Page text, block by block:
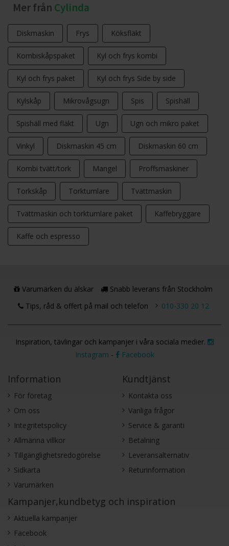
Mer från Cylinda
Diskmaskin Frys Köksfläkt
Kombiskåpspaket Kyl och frys kombi
Kyl och frys paket Kyl och frys Side by side
Kylskåp Mikrovågsugn Spis Spishäll
Spishäll med fläkt Ugn Ugn och mikro paket
Vinkyl Diskmaskin 45 cm Diskmaskin 60 cm
Kombi tvätt/tork Mangel Proffsmaskiner
Torkskåp Torktumlare Tvättmaskin
Tvättmaskin och torktumlare paket Kaffebryggare
Kaffe och espresso
Varumärken du älskar
Snabb leverans från Stockholm
Tips, råd & offert på mail och telefon
010-330 20 12
Inspiration, tävlingar och kampanjer i våra sociala medier.
Instagram - Facebook
Information
För företag
Om oss
Integritetspolicy
Allmänna villkor
Tillgänglighetsredogörelse
Sidkarta
Varumärken
Kundtjänst
Kontakta oss
Vanliga frågor
Service & garanti
Betalning
Leveransalternativ
Returinformation
Kampanjer,kundbetyg och inspiration
Aktuella kampanjer
Facebook